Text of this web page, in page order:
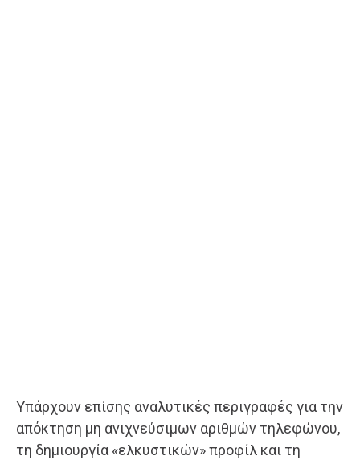
Υπάρχουν επίσης αναλυτικές περιγραφές για την
απόκτηση μη ανιχνεύσιμων αριθμών τηλεφώνου,
τη δημιουργία «ελκυστικών» προφίλ και τη